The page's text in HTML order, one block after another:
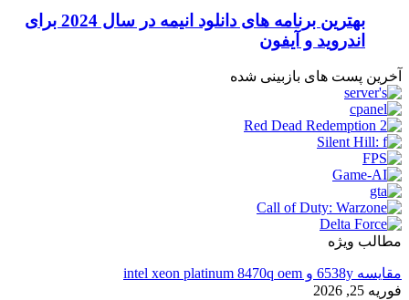
بهترین برنامه های دانلود انیمه در سال 2024 برای
اندروید و آیفون
آخرین پست های بازبینی شده
مطالب ویژه
مقایسه 6538y و intel xeon platinum 8470q oem
فوریه 25, 2026